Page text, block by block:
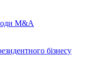
M&A
бізнесу